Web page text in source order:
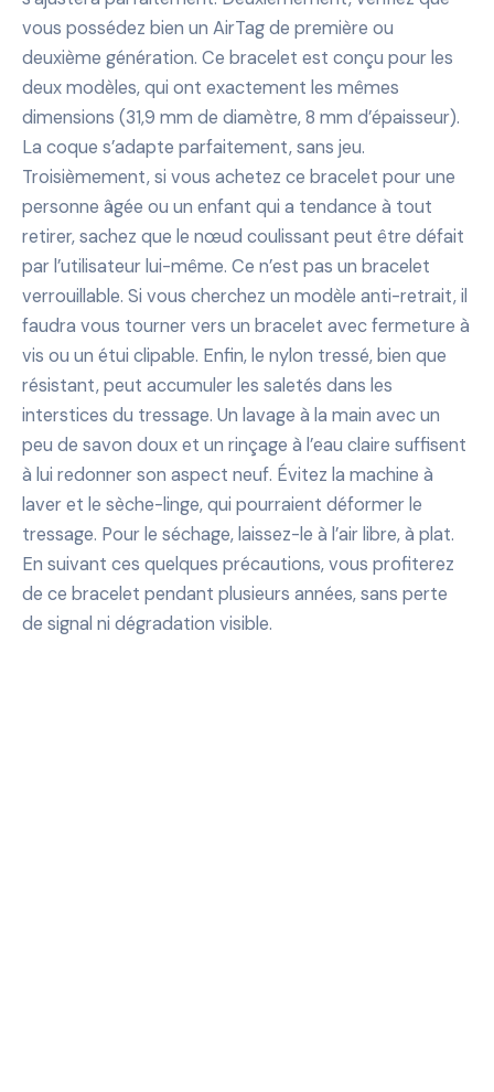
vous possédez bien un AirTag de première ou
deuxième génération. Ce bracelet est conçu pour les
deux modèles, qui ont exactement les mêmes
dimensions (31,9 mm de diamètre, 8 mm d’épaisseur).
La coque s’adapte parfaitement, sans jeu.
Troisièmement, si vous achetez ce bracelet pour une
personne âgée ou un enfant qui a tendance à tout
retirer, sachez que le nœud coulissant peut être défait
par l’utilisateur lui-même. Ce n’est pas un bracelet
verrouillable. Si vous cherchez un modèle anti-retrait, il
faudra vous tourner vers un bracelet avec fermeture à
vis ou un étui clipable. Enfin, le nylon tressé, bien que
résistant, peut accumuler les saletés dans les
interstices du tressage. Un lavage à la main avec un
peu de savon doux et un rinçage à l’eau claire suffisent
à lui redonner son aspect neuf. Évitez la machine à
laver et le sèche-linge, qui pourraient déformer le
tressage. Pour le séchage, laissez-le à l’air libre, à plat.
En suivant ces quelques précautions, vous profiterez
de ce bracelet pendant plusieurs années, sans perte
de signal ni dégradation visible.